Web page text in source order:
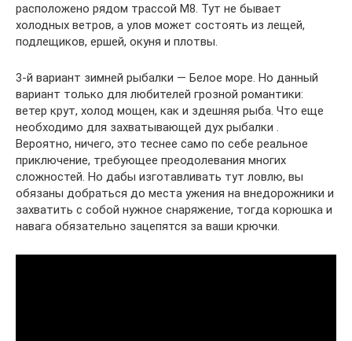
расположено рядом трассой М8. Тут не бывает
холодных ветров, а улов может состоять из лещей,
подлещиков, ершей, окуня и плотвы.
3-й вариант зимней рыбалки — Белое море. Но данный
вариант только для любителей грозной романтики:
ветер крут, холод мощен, как и здешняя рыба. Что еще
необходимо для захватывающей дух рыбалки .
Вероятно, ничего, это теснее само по себе реальное
приключение, требующее преодолевания многих
сложностей. Но дабы изготавливать тут ловлю, вы
обязаны добраться до места ужения на внедорожники и
захватить с собой нужное снаряжение, тогда корюшка и
навага обязательно зацепятся за ваши крючки.